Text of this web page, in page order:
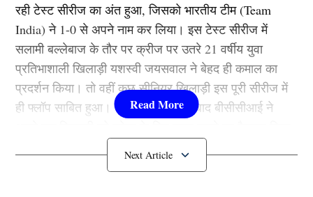
रही टेस्ट सीरीज का अंत हुआ, जिसको भारतीय टीम (Team
India) ने 1-0 से अपने नाम कर लिया। इस टेस्ट सीरीज में
सलामी बल्लेबाज के तौर पर क्रीज पर उतरे 21 वर्षीय युवा
प्रतिभाशाली खिलाड़ी यशस्वी जयसवाल ने बेहद ही कमाल का
प्रदर्शन किया। तो वहीं कुछ सीनियर खिलाड़ी इस पूरी सीरीज में
ही फ्लॉप साबित हुआ। अब इस सीरीज के बाद बीसीसीआई ने
है। जिसने टीम इंडिया (Team India) के लिए कुल 19 शतक भी